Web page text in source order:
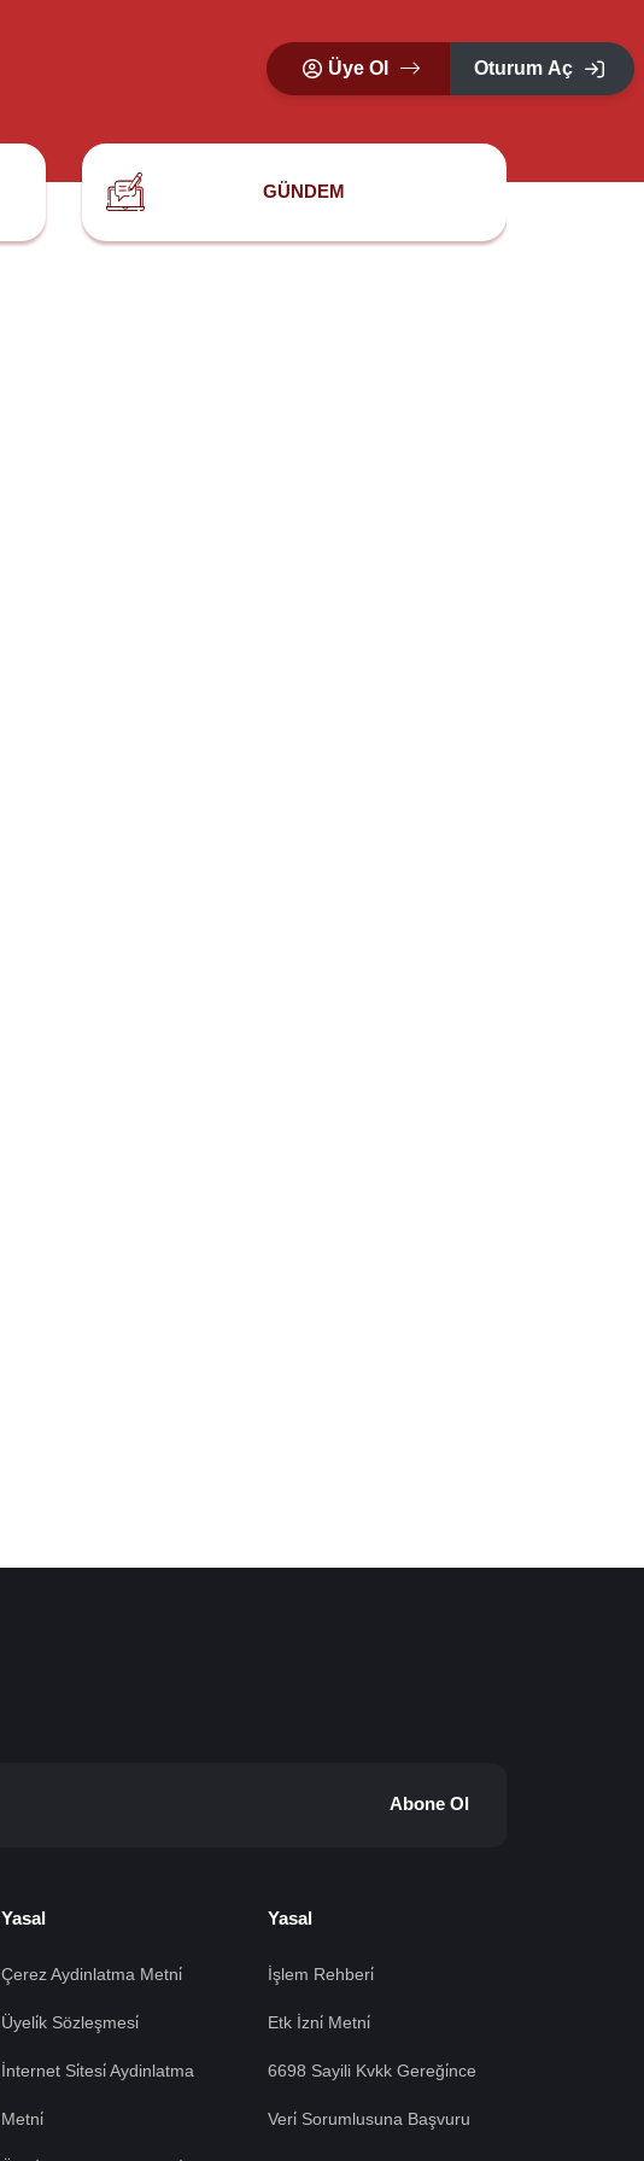
Üye Ol Oturum Aç
GÜNDEM
Abone Ol
Yasal
Çerez Aydinlatma Metni̇
Üyeli̇k Sözleşmesi̇
İnternet Si̇tesi̇ Aydinlatma
Metni̇
Yasal
İşlem Rehberi̇
Etk İzni̇ Metni̇
6698 Sayili Kvkk Gereği̇nce
Veri̇ Sorumlusuna Başvuru